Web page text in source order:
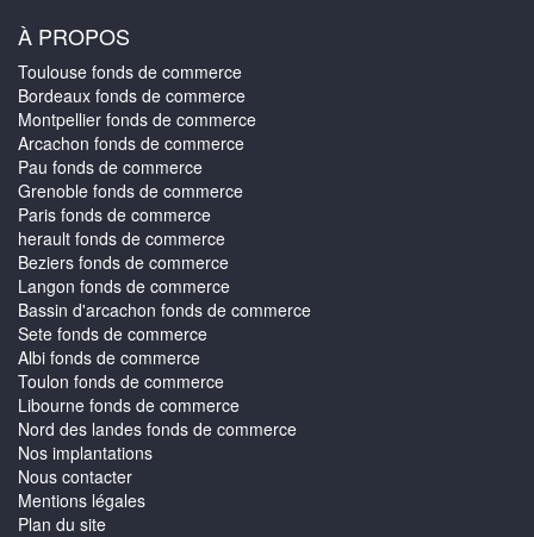
À PROPOS
Toulouse fonds de commerce
Bordeaux fonds de commerce
Montpellier fonds de commerce
Arcachon fonds de commerce
Pau fonds de commerce
Grenoble fonds de commerce
Paris fonds de commerce
herault fonds de commerce
Beziers fonds de commerce
Langon fonds de commerce
Bassin d'arcachon fonds de commerce
Sete fonds de commerce
Albi fonds de commerce
Toulon fonds de commerce
Libourne fonds de commerce
Nord des landes fonds de commerce
Nos implantations
Nous contacter
Mentions légales
Plan du site